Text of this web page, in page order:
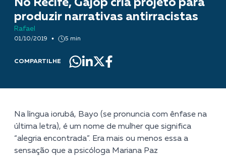
produzir narrativas antirracistas
Rafael
01/10/2019 5 min
COMPARTILHE
Na língua iorubá, Bayo (se pronuncia com ênfase na
última letra), é um nome de mulher que significa
“alegria encontrada”. Era mais ou menos essa a
sensação que a psicóloga Mariana Paz